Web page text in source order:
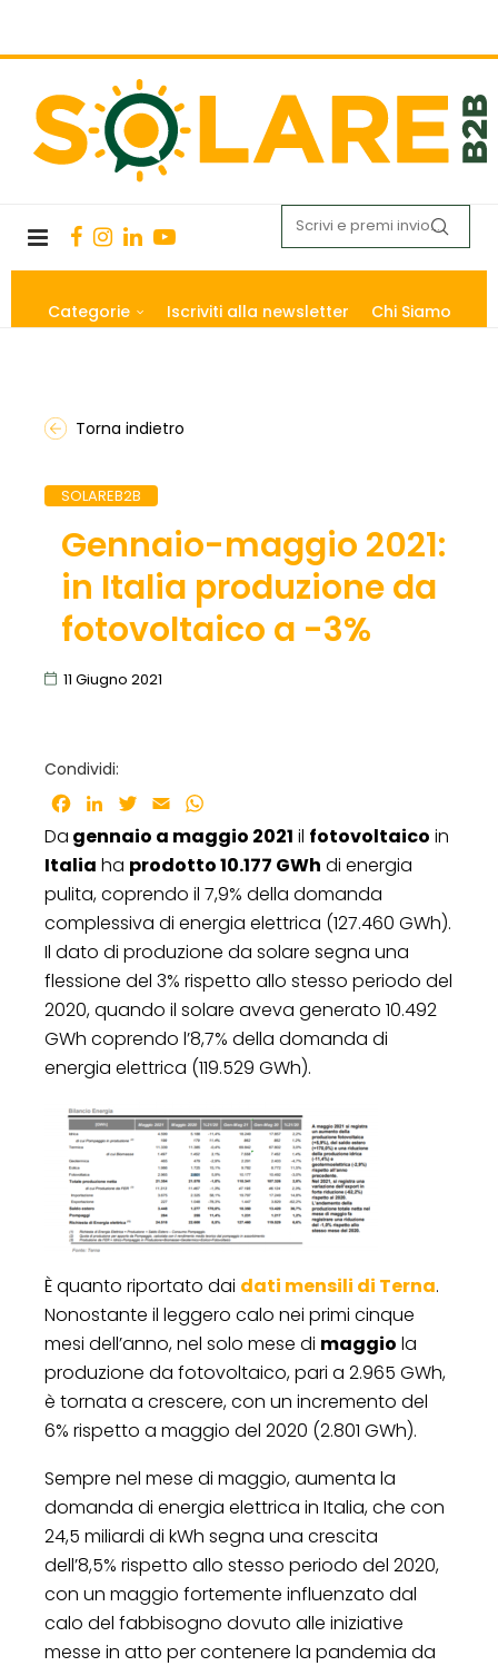
Categorie Iscriviti alla newsletter Chi Siamo
Torna indietro
SOLAREB2B
Gennaio-maggio 2021:
in Italia produzione da
fotovoltaico a -3%
11 Giugno 2021
Condividi:
Facebook
LinkedInTwitter
Email
Da gennaio a maggio 2021 il fotovoltaico in
Italia ha prodotto 10.177 GWh di energia
pulita, coprendo il 7,9% della domanda
complessiva di energia elettrica (127.460 GWh).
Il dato di produzione da solare segna una
flessione del 3% rispetto allo stesso periodo del
2020, quando il solare aveva generato 10.492
GWh coprendo l’8,7% della domanda di
energia elettrica (119.529 GWh).
È quanto riportato dai dati mensili di Terna.
Nonostante il leggero calo nei primi cinque
mesi dell’anno, nel solo mese di maggio la
produzione da fotovoltaico, pari a 2.965 GWh,
è tornata a crescere, con un incremento del
6% rispetto a maggio del 2020 (2.801 GWh).
Sempre nel mese di maggio, aumenta la
domanda di energia elettrica in Italia, che con
24,5 miliardi di kWh segna una crescita
dell’8,5% rispetto allo stesso periodo del 2020,
con un maggio fortemente influenzato dal
calo del fabbisogno dovuto alle iniziative
messe in atto per contenere la pandemia da